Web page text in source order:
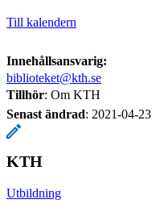
Till kalendern
Innehållsansvarig:
biblioteket@kth.se
Tillhör: Om KTH
Senast ändrad: 2021-04-23
KTH
Utbildning